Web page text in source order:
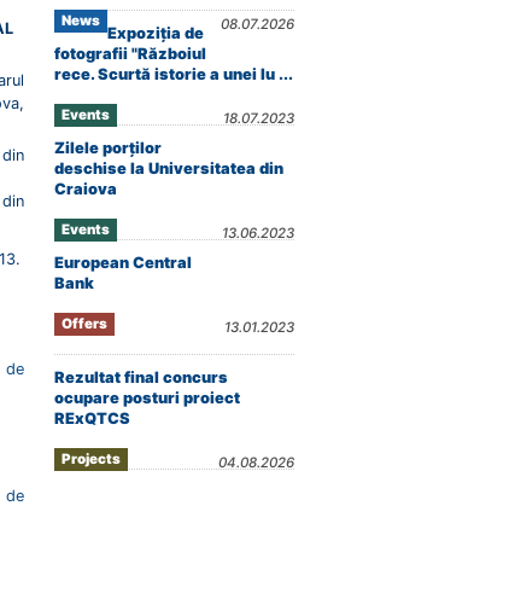
de
de
News 08.07.2026
Expoziția de
fotografii "Războiul
rece. Scurtă istorie a unei lu ...
Events 18.07.2023
Zilele porților
deschise la Universitatea din
Craiova
Events 13.06.2023
European Central
Bank
Offers 13.01.2023
Rezultat final concurs
ocupare posturi proiect
RExQTCS
Projects 04.08.2026